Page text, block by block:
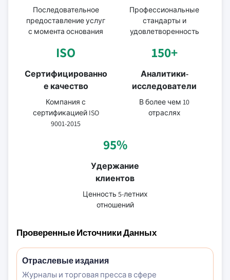
Последовательное
предоставление услуг
с момента основания
Профессиональные
стандарты и
удовлетворенность
ISO
Сертифицированно
е качество
Компания с
сертификацией ISO
9001-2015
150+
Аналитики-
исследователи
В более чем 10
отраслях
95%
Удержание
клиентов
Ценность 5-летних
отношений
Проверенные Источники Данных
Отраслевые издания
Журналы и торговая пресса в сфере